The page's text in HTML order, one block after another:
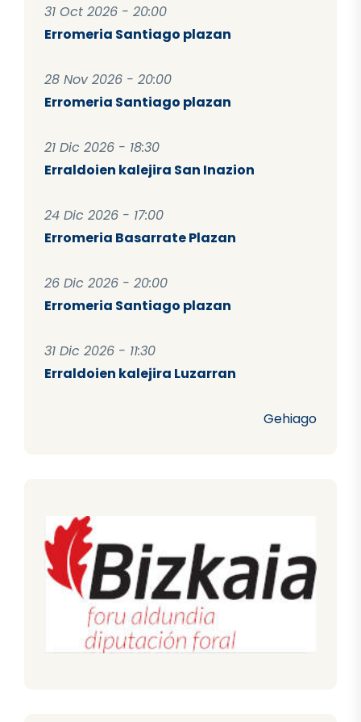
31 Oct 2026 - 20:00
Erromeria Santiago plazan
28 Nov 2026 - 20:00
Erromeria Santiago plazan
21 Dic 2026 - 18:30
Erraldoien kalejira San Inazion
24 Dic 2026 - 17:00
Erromeria Basarrate Plazan
26 Dic 2026 - 20:00
Erromeria Santiago plazan
31 Dic 2026 - 11:30
Erraldoien kalejira Luzarran
Gehiago